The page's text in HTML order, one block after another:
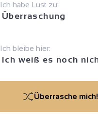
Ich habe Lust zu:
Ich bleibe hier:
Überrasche mich!